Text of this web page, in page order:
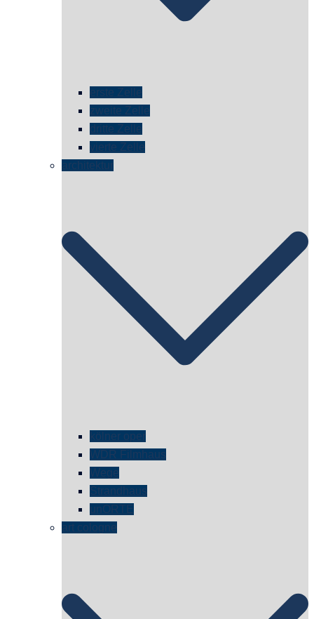
erste Zelle
zweite Zelle
dritte Zelle
vierte Zelle
architektur
kölner oper
WDR Filmhaus
Wege
Strandhaus
unORTE
art cologne